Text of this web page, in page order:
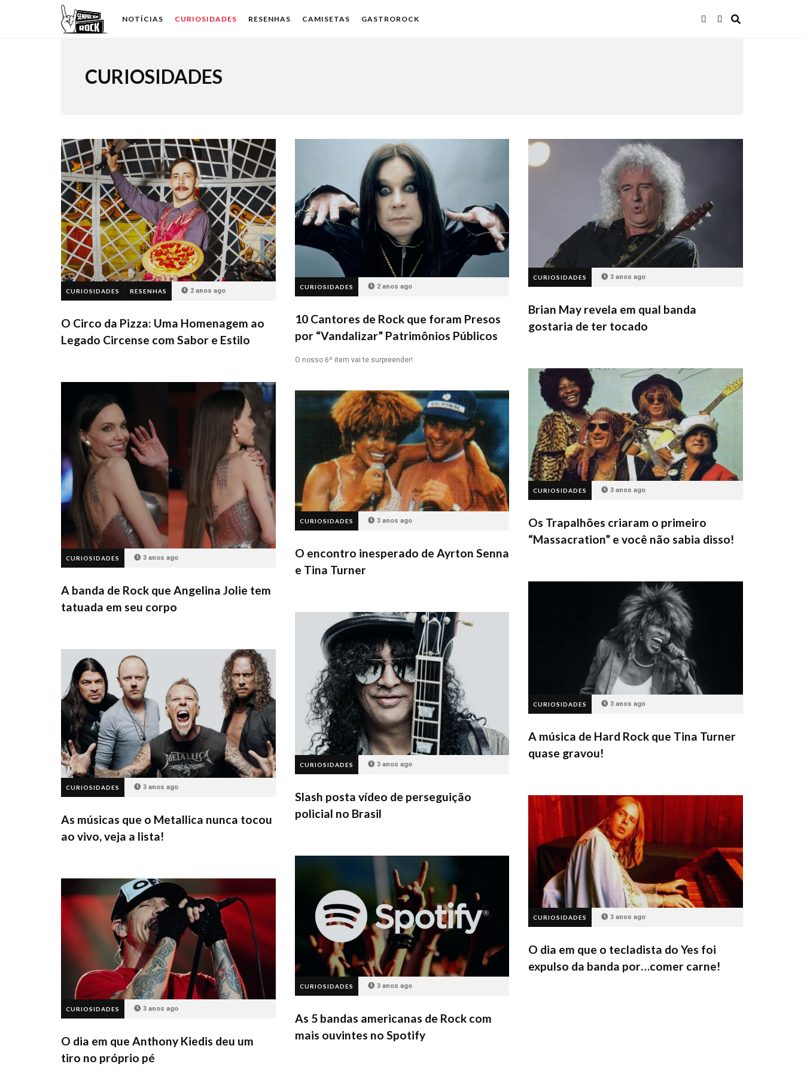
NOTÍCIAS CURIOSIDADES RESENHAS CAMISETAS GASTROROCK
CURIOSIDADES
CURIOSIDADES RESENHAS 2 anos ago
O Circo da Pizza: Uma Homenagem ao
Legado Circense com Sabor e Estilo
CURIOSIDADES 2 anos ago
10 Cantores de Rock que foram Presos
por “Vandalizar” Patrimônios Públicos
O nosso 6º item vai te surpreender!
CURIOSIDADES 3 anos ago
Brian May revela em qual banda
gostaria de ter tocado
CURIOSIDADES 3 anos ago
A banda de Rock que Angelina Jolie tem
tatuada em seu corpo
CURIOSIDADES 3 anos ago
O encontro inesperado de Ayrton Senna
e Tina Turner
CURIOSIDADES 3 anos ago
Os Trapalhões criaram o primeiro
“Massacration” e você não sabia disso!
CURIOSIDADES 3 anos ago
As músicas que o Metallica nunca tocou
ao vivo, veja a lista!
CURIOSIDADES 3 anos ago
Slash posta vídeo de perseguição
policial no Brasil
CURIOSIDADES 3 anos ago
A música de Hard Rock que Tina Turner
quase gravou!
CURIOSIDADES 3 anos ago
O dia em que Anthony Kiedis deu um
tiro no próprio pé
CURIOSIDADES 3 anos ago
As 5 bandas americanas de Rock com
mais ouvintes no Spotify
CURIOSIDADES 3 anos ago
O dia em que o tecladista do Yes foi
expulso da banda por…comer carne!